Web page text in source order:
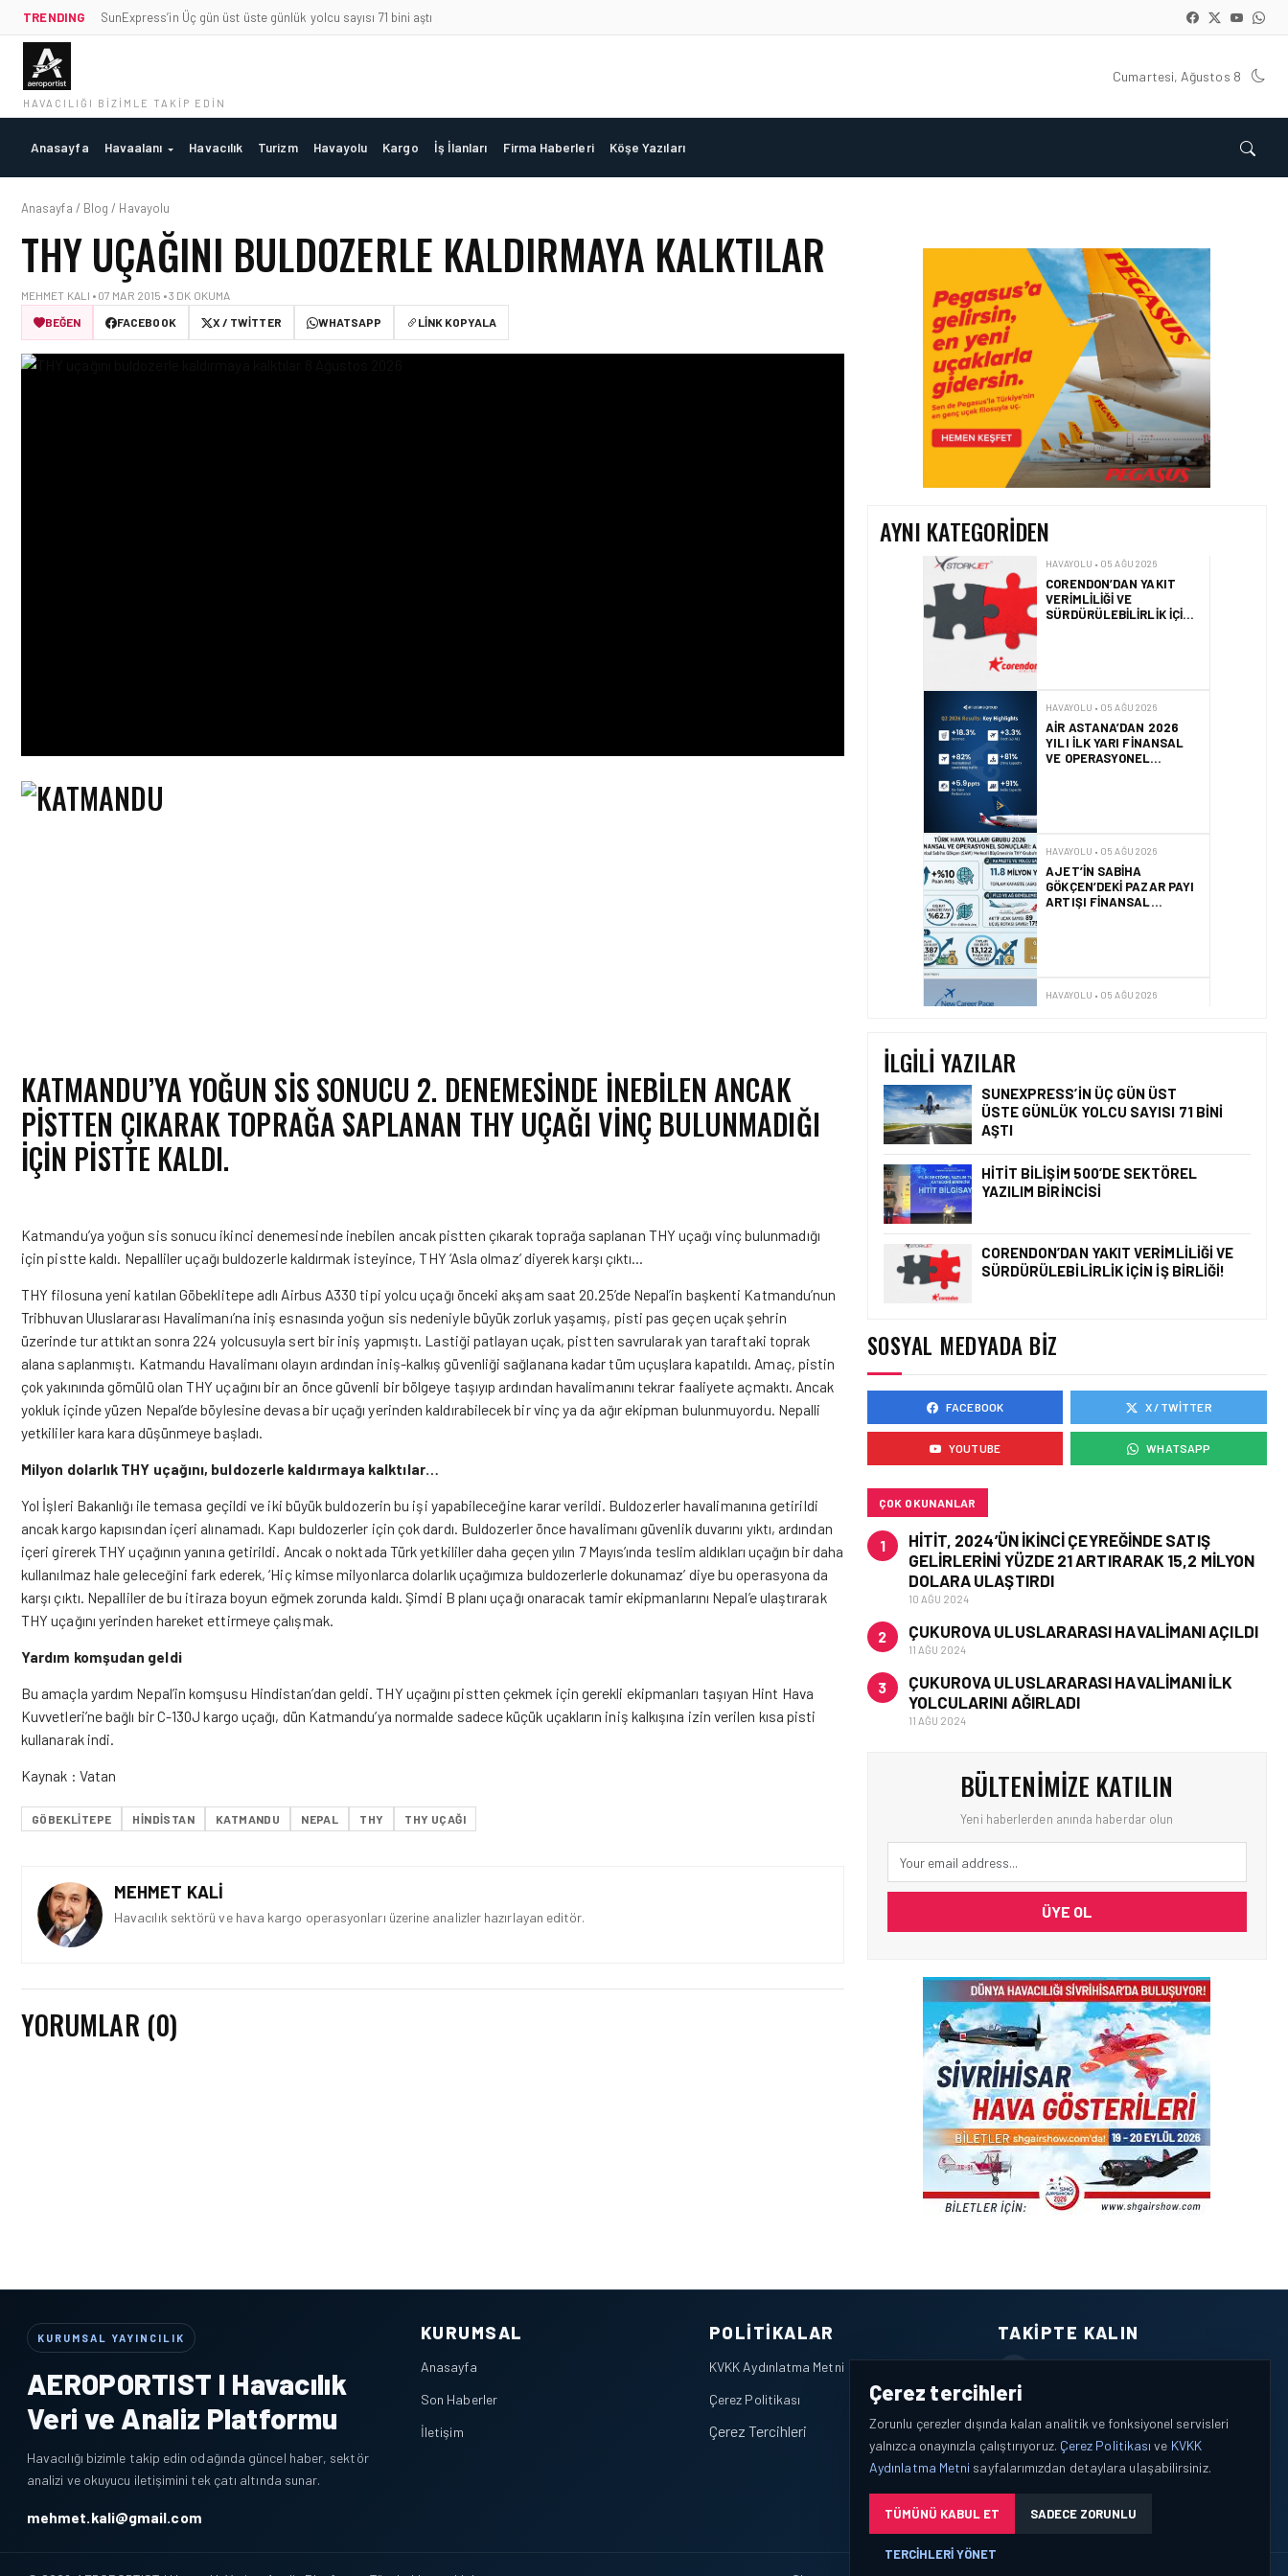
TRENDING SunExpress’in Üç gün üst üste günlük yolcu sayısı 71 bini aştı
HAVACILIĞI BIZIMLE TAKIP EDIN
Cumartesi, Ağustos 8
Anasayfa Havaalanı Havacılık Turizm Havayolu Kargo İş İlanları Firma Haberleri Köşe Yazıları
Anasayfa / Blog / Havayolu
THY UÇAĞINI BULDOZERLE KALDIRMAYA KALKTILAR
MEHMET KALI • 07 MAR 2015 • 3 DK OKUMA
BEĞEN
FACEBOOK X / TWITTER WHATSAPP LINK KOPYALA
KATMANDU’YA YOĞUN SIS SONUCU 2. DENEMESINDE INEBILEN ANCAK
PISTTEN ÇIKARAK TOPRAĞA SAPLANAN THY UÇAĞI VINÇ BULUNMADIĞI
IÇIN PISTTE KALDI.
Katmandu’ya yoğun sis sonucu ikinci denemesinde inebilen ancak pistten çıkarak toprağa saplanan THY uçağı vinç bulunmadığı
için pistte kaldı. Nepalliler uçağı buldozerle kaldırmak isteyince, THY ‘Asla olmaz’ diyerek karşı çıktı…
THY filosuna yeni katılan Göbeklitepe adlı Airbus A330 tipi yolcu uçağı önceki akşam saat 20.25’de Nepal’in başkenti Katmandu’nun
Tribhuvan Uluslararası Havalimanı’na iniş esnasında yoğun sis nedeniyle büyük zorluk yaşamış, pisti pas geçen uçak şehrin
üzerinde tur attıktan sonra 224 yolcusuyla sert bir iniş yapmıştı. Lastiği patlayan uçak, pistten savrularak yan taraftaki toprak
alana saplanmıştı. Katmandu Havalimanı olayın ardından iniş-kalkış güvenliği sağlanana kadar tüm uçuşlara kapatıldı. Amaç, pistin
çok yakınında gömülü olan THY uçağını bir an önce güvenli bir bölgeye taşıyıp ardından havalimanını tekrar faaliyete açmaktı. Ancak
yokluk içinde yüzen Nepal’de böylesine devasa bir uçağı yerinden kaldırabilecek bir vinç ya da ağır ekipman bulunmuyordu. Nepalli
yetkililer kara kara düşünmeye başladı.
Milyon dolarlık THY uçağını, buldozerle kaldırmaya kalktılar…
Yol İşleri Bakanlığı ile temasa geçildi ve iki büyük buldozerin bu işi yapabileceğine karar verildi. Buldozerler havalimanına getirildi
ancak kargo kapısından içeri alınamadı. Kapı buldozerler için çok dardı. Buldozerler önce havalimanı güvenlik duvarını yıktı, ardından
içeri girerek THY uçağının yanına getirildi. Ancak o noktada Türk yetkililer daha geçen yılın 7 Mayıs’ında teslim aldıkları uçağın bir daha
kullanılmaz hale geleceğini fark ederek, ‘Hiç kimse milyonlarca dolarlık uçağımıza buldozerlerle dokunamaz’ diye bu operasyona da
karşı çıktı. Nepalliler de bu itiraza boyun eğmek zorunda kaldı. Şimdi B planı uçağı onaracak tamir ekipmanlarını Nepal’e ulaştırarak
THY uçağını yerinden hareket ettirmeye çalışmak.
Yardım komşudan geldi
Bu amaçla yardım Nepal’in komşusu Hindistan’dan geldi. THY uçağını pistten çekmek için gerekli ekipmanları taşıyan Hint Hava
Kuvvetleri’ne bağlı bir C-130J kargo uçağı, dün Katmandu’ya normalde sadece küçük uçakların iniş kalkışına izin verilen kısa pisti
kullanarak indi.
Kaynak : Vatan
GÖBEKLITEPE HINDISTAN KATMANDU NEPAL THY THY UÇAĞI
MEHMET KALI
Havacılık sektörü ve hava kargo operasyonları üzerine analizler hazırlayan editör.
YORUMLAR (0)
AYNI KATEGORIDEN
HAVAYOLU • 07 AĞU 2026
SUNEXPRESS’IN ÜÇ GÜN
ÜST ÜSTE GÜNLÜK
YOLCU SAYISI 71 BINI AŞTI
HAVAYOLU • 05 AĞU 2026
CORENDON’DAN YAKIT
VERIMLILIĞI VE
HAVAYOLU • 05 AĞU 2026
AIR ASTANA’DAN 2026
YILI İLK YARI FINANSAL
HAVAYOLU • 05 AĞU 2026
AJET’IN SABIHA
GÖKÇEN’DEKI PAZAR PAYI
HAVAYOLU • 05 AĞU 2026
SUNEXPRESS’TEN YENI
KARIYER WEB SITESI VE
CANLIYA ALDI
SUNEXPRESS’IN ÜÇ GÜN
ÜST ÜSTE GÜNLÜK
VERIMLILIĞI VE
SÜRDÜRÜLEBILIRLIK IÇIN
İŞ BIRLIĞI!
HAVAYOLU • 05 AĞU 2026
AIR ASTANA’DAN 2026
İLGILI YAZILAR
SUNEXPRESS’IN ÜÇ GÜN ÜST
ÜSTE GÜNLÜK YOLCU SAYISI 71 BINI
AŞTI
HITIT BILIŞIM 500’DE SEKTÖREL
YAZILIM BIRINCISI
CORENDON’DAN YAKIT VERIMLILIĞI VE
SÜRDÜRÜLEBILIRLIK IÇIN İŞ BIRLIĞI!
SOSYAL MEDYADA BIZ
FACEBOOK X / TWITTER
YOUTUBE WHATSAPP
ÇOK OKUNANLAR
1
HITIT, 2024’ÜN IKINCI ÇEYREĞINDE SATIŞ
GELIRLERINI YÜZDE 21 ARTIRARAK 15,2 MILYON
DOLARA ULAŞTIRDI
10 AĞU 2024
2 ÇUKUROVA ULUSLARARASI HAVALIMANI AÇILDI
11 AĞU 2024
3
ÇUKUROVA ULUSLARARASI HAVALIMANI İLK
YOLCULARINI AĞIRLADI
11 AĞU 2024
BÜLTENIMIZE KATILIN
Yeni haberlerden anında haberdar olun
ÜYE OL
KURUMSAL YAYINCILIK
AEROPORTIST I Havacılık
Veri ve Analiz Platformu
Havacılığı bizimle takip edin odağında güncel haber, sektör
analizi ve okuyucu iletişimini tek çatı altında sunar.
mehmet.kali@gmail.com
KURUMSAL
Anasayfa
Son Haberler
İletişim
POLITIKALAR
KVKK Aydınlatma Metni
Çerez Politikası
Çerez Tercihleri
TAKIPTE KALIN
YouTube
Çerez tercihleri
Zorunlu çerezler dışında kalan analitik ve fonksiyonel servisleri
yalnızca onayınızla çalıştırıyoruz. Çerez Politikası ve KVKK
Aydınlatma Metni sayfalarımızdan detaylara ulaşabilirsiniz.
TÜMÜNÜ KABUL ET SADECE ZORUNLU
TERCIHLERI YÖNET